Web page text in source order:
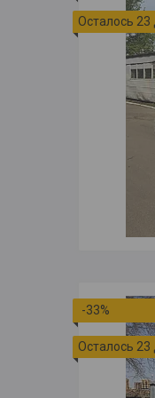
Осталось 23
-33%
Осталось 23